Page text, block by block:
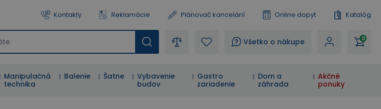
Kontakty Reklamácie Plánovač kancelárií Online dopyt Katalóg
? Všetko o nákupe 0
Manipulačná
technika
Balenie Šatne
Vybavenie
budov
Gastro
zariadenie
Dom a
záhrada
Akčné
ponuky